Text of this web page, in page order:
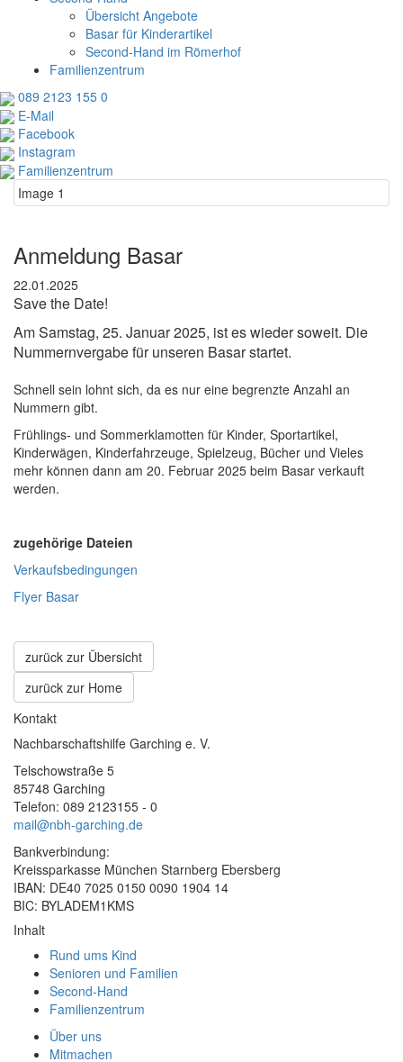
Übersicht Angebote
Basar für Kinderartikel
Second-Hand im Römerhof
Familienzentrum
089 2123 155 0
E-Mail
Facebook
Instagram
Familienzentrum
Image 1
Anmeldung Basar
22.01.2025
Save the Date!
Am Samstag, 25. Januar 2025, ist es wieder soweit. Die
Nummernvergabe für unseren Basar startet.
Schnell sein lohnt sich, da es nur eine begrenzte Anzahl an
Nummern gibt.
Frühlings- und Sommerklamotten für Kinder, Sportartikel,
Kinderwägen, Kinderfahrzeuge, Spielzeug, Bücher und Vieles
mehr können dann am 20. Februar 2025 beim Basar verkauft
werden.
zugehörige Dateien
Verkaufsbedingungen
Flyer Basar
zurück zur Übersicht
zurück zur Home
Kontakt
Nachbarschaftshilfe Garching e. V.
Telschowstraße 5
85748 Garching
Telefon: 089 2123155 - 0
mail@nbh-garching.de
Bankverbindung:
Kreissparkasse München Starnberg Ebersberg
IBAN: DE40 7025 0150 0090 1904 14
BIC: BYLADEM1KMS
Inhalt
Rund ums Kind
Senioren und Familien
Second-Hand
Familienzentrum
Über uns
Mitmachen